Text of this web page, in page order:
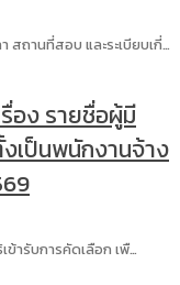
สถานที่สอบ และระเบียบเกี่…
อง รายชื่อผู้มี
เป็นพนักงานจ้าง
ารับการคัดเลือก เพื…